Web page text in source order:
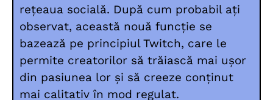
rețeaua socială. După cum probabil ați
observat, această nouă funcție se
bazează pe principiul Twitch, care le
permite creatorilor să trăiască mai ușor
din pasiunea lor și să creeze conținut
mai calitativ în mod regulat.